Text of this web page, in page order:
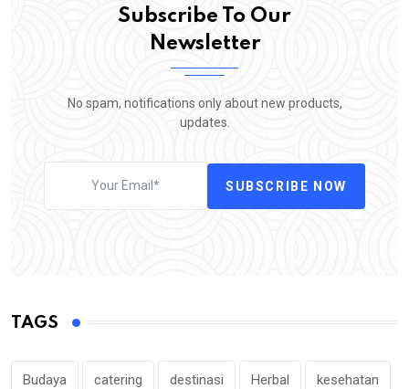
Subscribe To Our
Newsletter
No spam, notifications only about new products,
updates.
SUBSCRIBE NOW
TAGS
Budaya catering destinasi Herbal kesehatan